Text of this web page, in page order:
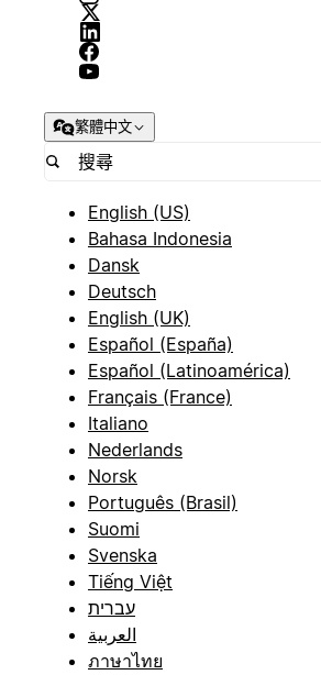
繁體中文
English (US)
Bahasa Indonesia
Dansk
Deutsch
English (UK)
Español (España)
Español (Latinoamérica)
Français (France)
Italiano
Nederlands
Norsk
Português (Brasil)
Suomi
Svenska
Tiếng Việt
עברית
العربية
ภาษาไทย